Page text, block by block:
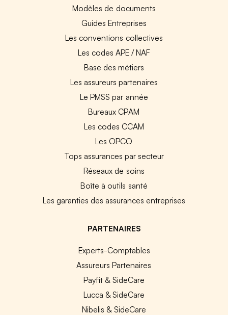
Modèles de documents
Guides Entreprises
Les conventions collectives
Les codes APE / NAF
Base des métiers
Les assureurs partenaires
Le PMSS par année
Bureaux CPAM
Les codes CCAM
Les OPCO
Tops assurances par secteur
Réseaux de soins
Boîte à outils santé
Les garanties des assurances entreprises
PARTENAIRES
Experts-Comptables
Assureurs Partenaires
Payfit & SideCare
Lucca & SideCare
Nibelis & SideCare